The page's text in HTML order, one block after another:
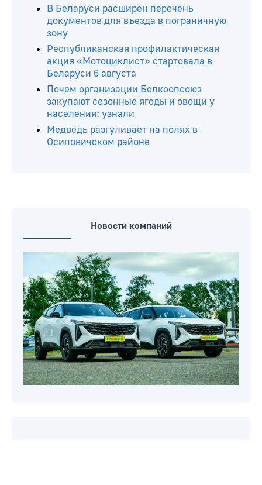
В Беларуси расширен перечень
документов для въезда в пограничную
зону
Республиканская профилактическая
акция «Мотоциклист» стартовала в
Беларуси 6 августа
Почем организации Белкоопсоюз
закупают сезонные ягоды и овощи у
населения: узнали
Медведь разгуливает на полях в
Осиповичском районе
Новости компаний